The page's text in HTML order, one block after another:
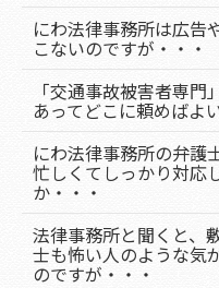
にわ法律事務所は広告
こないのですが・・・
「交通事故被害者専
あってどこに頼めばよ
にわ法律事務所の弁護
忙しくてしっかり対応
か・・・
法律事務所と聞くと、
士も怖い人のような気
のですが・・・